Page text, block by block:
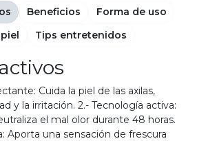
Cuida la piel de las axilas,
y la irritación. 2.- Tecnología activa:
el mal olor durante 48 horas.
Aporta una sensación de frescura
Beneficios
Forma de uso
Tips entretenidos